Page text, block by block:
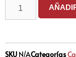
SKU N/ACategorías